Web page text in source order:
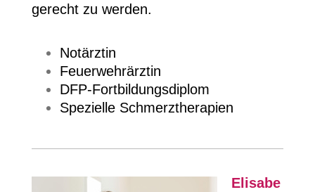
gerecht zu werden.
Notärztin
Feuerwehrärztin
DFP-Fortbildungsdiplom
Spezielle Schmerztherapien
Elisabe